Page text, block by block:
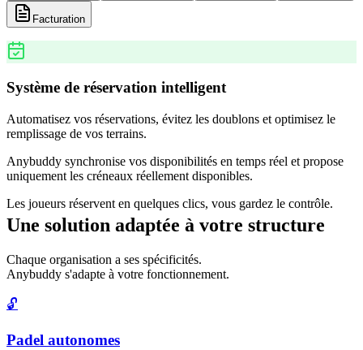
Facturation
Système de réservation intelligent
Automatisez vos réservations, évitez les doublons et optimisez le
remplissage de vos terrains.
Anybuddy synchronise vos disponibilités en temps réel et propose
uniquement les créneaux réellement disponibles.
Les joueurs réservent en quelques clics, vous gardez le contrôle.
Une solution adaptée à votre structure
Chaque organisation a ses spécificités.
Anybuddy s'adapte à votre fonctionnement.
🔓
Padel autonomes